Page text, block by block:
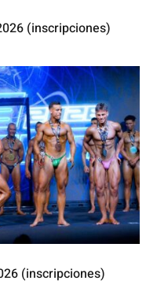
(inscripciones)
(inscripciones)